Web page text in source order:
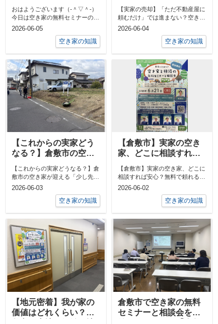
市】で空き家の無料相
談を毎月行う正直不動
おはようございます（‐＾▽＾‐）
今日は空き家の無料セミナーの打
ち合わせの前に倉敷市西中新田周
2026-06-05
空き家の知識
空き家の専門家の正直
不動産ー
【実家の売却】「ただ不動産屋に
頼むだけ」では進まない？空き家
売却でぶつかる“5つの高い壁”こ
2026-06-04
空き家の知識
【これからの実家どう
なる？】倉敷市の空き
家が迎える「少し先の
未来」と、私たちが今
できること
【これからの実家どうなる？】倉
敷市の空き家が迎える「少し先の
未来」と、私たちが今できること
2026-06-03
空き家の知識
【倉敷市】実家の空き
家、どこに相談すれば
安心？無料で頼れる窓
口と失敗しない選び方
【倉敷市】実家の空き家、どこに
相談すれば安心？無料で頼れる窓
口と失敗しない選び方「実家が空
2026-06-02
空き家の知識
【地元密着】我が家の
価値はどれくらい？倉
倉敷市で空き家の無料
セミナーと相談会を開